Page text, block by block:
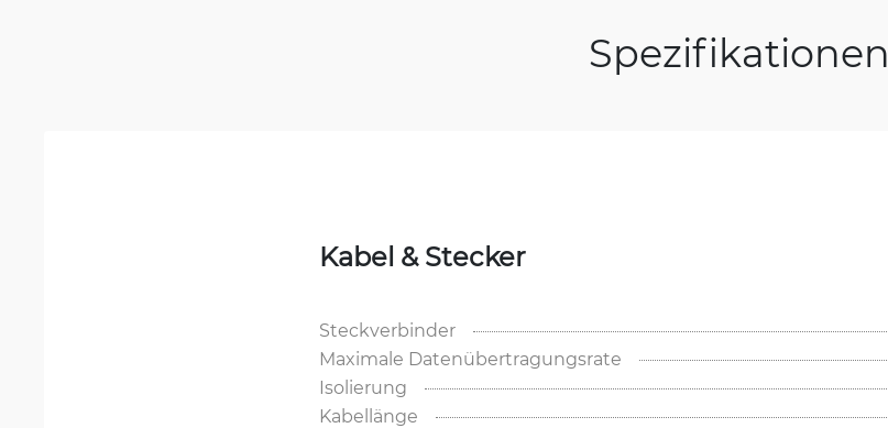
Spezifikationen
Kabel & Stecker
Steckverbinder
Maximale Datenübertragungsrate
Isolierung
Kabellänge